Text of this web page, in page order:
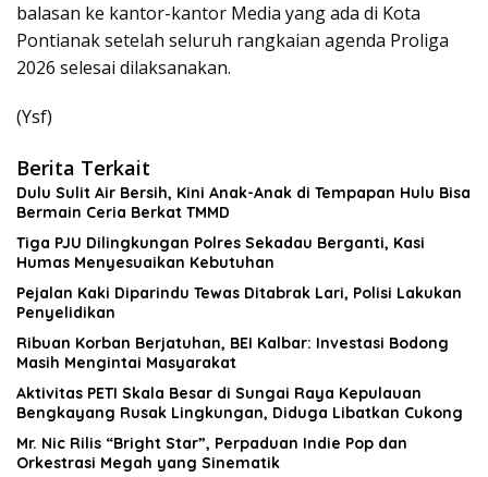
balasan ke kantor-kantor Media yang ada di Kota
Pontianak setelah seluruh rangkaian agenda Proliga
2026 selesai dilaksanakan.
(Ysf)
Berita Terkait
Dulu Sulit Air Bersih, Kini Anak-Anak di Tempapan Hulu Bisa
Bermain Ceria Berkat TMMD
Tiga PJU Dilingkungan Polres Sekadau Berganti, Kasi
Humas Menyesuaikan Kebutuhan
Pejalan Kaki Diparindu Tewas Ditabrak Lari, Polisi Lakukan
Penyelidikan
Ribuan Korban Berjatuhan, BEI Kalbar: Investasi Bodong
Masih Mengintai Masyarakat
Aktivitas PETI Skala Besar di Sungai Raya Kepulauan
Bengkayang Rusak Lingkungan, Diduga Libatkan Cukong
Mr. Nic Rilis “Bright Star”, Perpaduan Indie Pop dan
Orkestrasi Megah yang Sinematik